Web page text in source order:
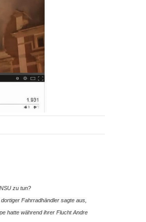
zu tun?
Fahrradhändler sagte aus,
hatte während ihrer Flucht Andre